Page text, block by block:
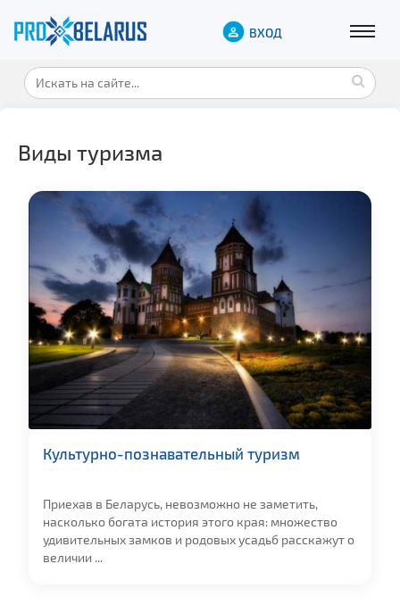
ВХОД
Виды туризма
Культурно-познавательный туризм
Приехав в Беларусь, невозможно не заметить,
насколько богата история этого края: множество
удивительных замков и родовых усадьб расскажут о
величии ...